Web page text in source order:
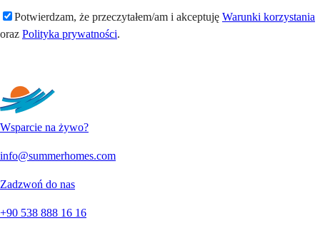
Potwierdzam, że przeczytałem/am i akceptuję Warunki korzystania
oraz Polityka prywatności.
Wsparcie na żywo?
info@summerhomes.com
Zadzwoń do nas
+90 538 888 16 16